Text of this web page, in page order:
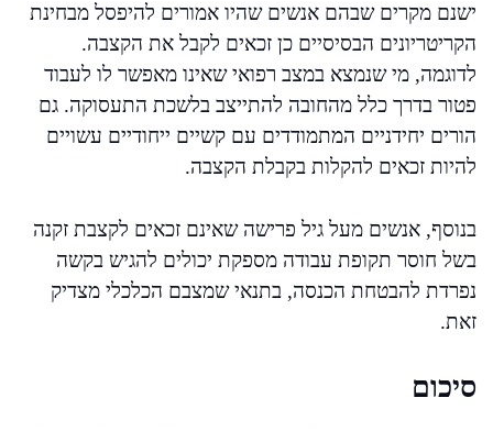
ישנם מקרים שבהם אנשים שהיו אמורים להיפסל מבחינת
הקריטריונים הבסיסיים כן זכאים לקבל את הקצבה.
לדוגמה, מי שנמצא במצב רפואי שאינו מאפשר לו לעבוד
פטור בדרך כלל מהחובה להתייצב בלשכת התעסוקה. גם
הורים יחידניים המתמודדים עם קשיים ייחודיים עשויים
להיות זכאים להקלות בקבלת הקצבה.
בנוסף, אנשים מעל גיל פרישה שאינם זכאים לקצבת זקנה
בשל חוסר תקופת עבודה מספקת יכולים להגיש בקשה
נפרדת להבטחת הכנסה, בתנאי שמצבם הכלכלי מצדיק
זאת.
סיכום